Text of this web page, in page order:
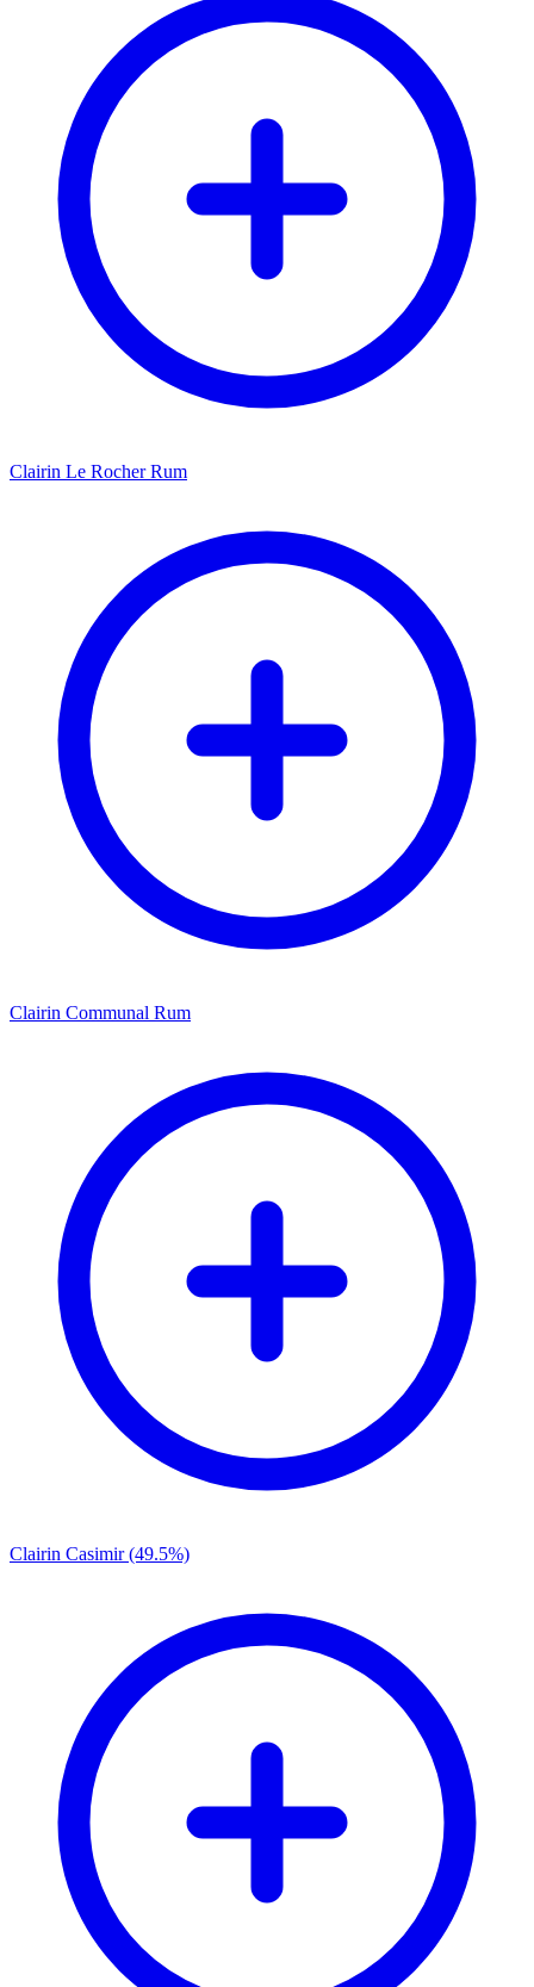
Clairin Le Rocher Rum
Clairin Communal Rum
Clairin Casimir (49.5%)